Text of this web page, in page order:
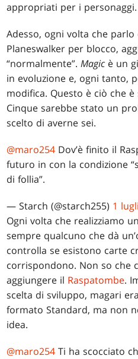
appropriati per i personaggi.
Adesso, ogni volta che
Planeswalker per blocco,
“normalmente”.Magic è un
in evoluzione e, ogni tanto,
modifica. Questo è ciò che
Cinque sarebbe stato un
scelto di averne sei.
@maro254 Dov’è finito il
futuro in con la condizione
di follia”.
— Starch (@starch255) 1
Ogni volta che realizziamo
sempre qualcuno che dà
controlla se esistono carte
corrispondono. Non so che
aggiungere il Raspatombe.
scelta di sviluppo, magari
formato Standard, ma non
idea.
@maro254 Ti ha scocciato